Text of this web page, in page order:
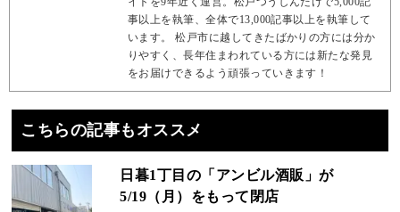
事以上を執筆、全体で13,000記事以上を執筆して
います。 松戸市に越してきたばかりの方には分か
りやすく、長年住まわれている方には新たな発見
をお届けできるよう頑張っていきます！
こちらの記事もオススメ
日暮1丁目の「アンビル酒販」が
5/19（月）をもって閉店